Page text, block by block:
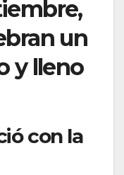
un
y lleno
con la